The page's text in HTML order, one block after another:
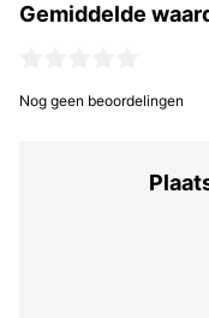
Gemiddelde
Nog geen beoordelingen